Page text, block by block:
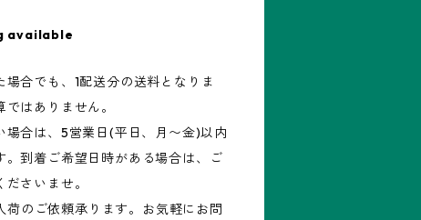
available
合でも、1配送分の送料となりま
はありません。
合は、5営業日(平日、月〜金)以内
。到着ご希望日時がある場合は、ご
さいませ。
のご依頼承ります。お気軽にお問